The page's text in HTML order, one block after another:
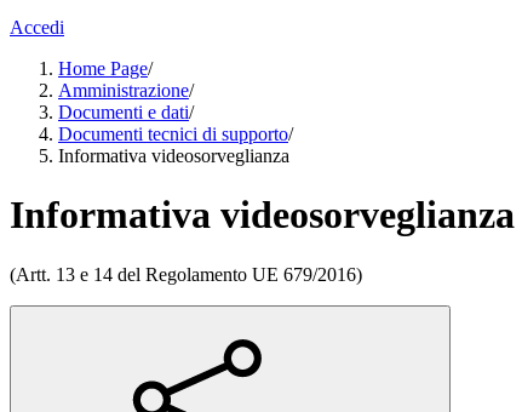
Accedi
Home Page/
Amministrazione/
Documenti e dati/
Documenti tecnici di supporto/
Informativa videosorveglianza
Informativa videosorveglianza
(Artt. 13 e 14 del Regolamento UE 679/2016)